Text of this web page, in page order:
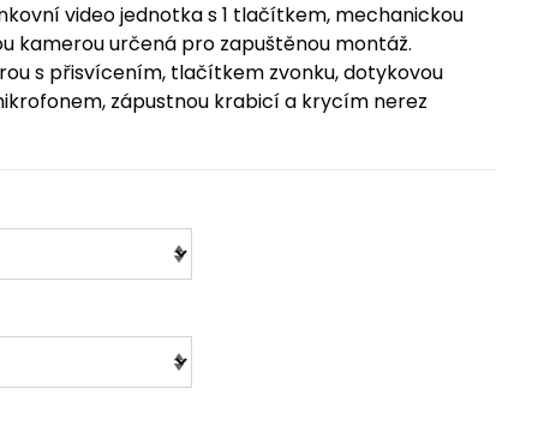
video jednotka s 1 tlačítkem, mechanickou
kamerou určená pro zapuštěnou montáž.
s přisvícením, tlačítkem zvonku, dotykovou
zápustnou krabicí a krycím nerez